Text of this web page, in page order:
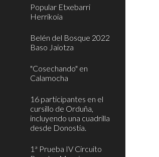
Popular Etxebarri
Herrikoia
Belén del Bosque 2022
Baso Jaiotza
"Cosechando" en
Calamocha
16 participantes en el
cursillo de Orduña,
incluyendo una cuadrilla
desde Donostia.
1ª Prueba IV Circuito